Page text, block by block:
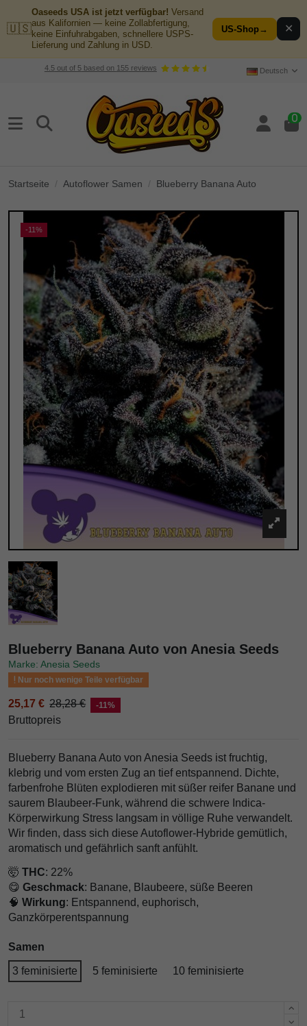
🇺🇸
Oaseeds USA ist jetzt verfügbar! Versand
aus Kalifornien — keine Zollabfertigung,
keine Einfuhrabgaben, schnellere USPS-
Lieferung und Zahlung in USD.
US-Shop→ ✕
4.5out of 5based on 155reviews Deutsch
0
Startseite Autoflower Samen Blueberry Banana Auto
-11%
Blueberry Banana Auto von Anesia Seeds
Marke: Anesia Seeds
Nur noch wenige Teile verfügbar
25,17 € 28,28 € -11%
Bruttopreis
Blueberry Banana Auto von Anesia Seeds ist fruchtig,
klebrig und vom ersten Zug an tief entspannend. Dichte,
farbenfrohe Blüten explodieren mit süßer reifer Banane und
saurem Blaubeer-Funk, während die schwere Indica-
Körperwirkung Stress langsam in völlige Ruhe verwandelt.
Wir finden, dass sich diese Autoflower-Hybride gemütlich,
aromatisch und gefährlich sanft anfühlt.
🤯 THC: 22%
😋 Geschmack: Banane, Blaubeere, süße Beeren
🧠 Wirkung: Entspannend, euphorisch,
Ganzkörperentspannung
Samen
3 feminisierte 5 feminisierte 10 feminisierte